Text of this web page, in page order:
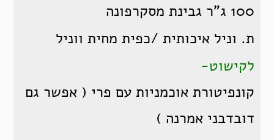
100 ג”ר גבינת מסקרפונה
ת. וניל איכותית /כפית מחית ווניל
לקישוט-
קונפיטורת אוכמניות עם פרי ( אפשר גם
דובדבני אמרנה )